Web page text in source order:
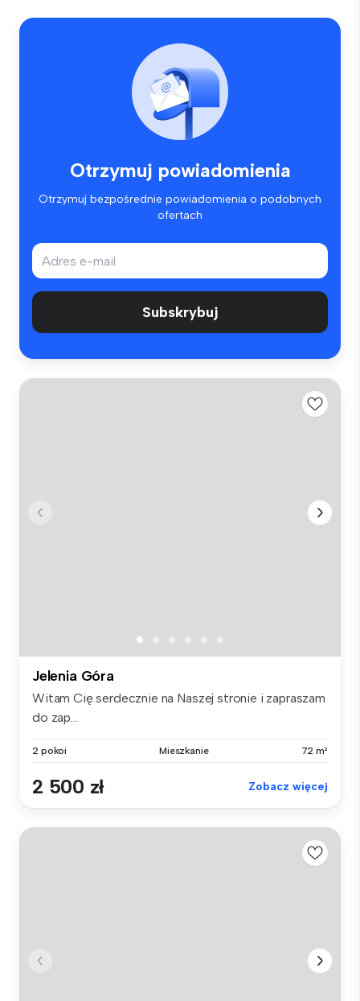
Otrzymuj powiadomienia
Otrzymuj bezpośrednie powiadomienia o podobnych
ofertach
Subskrybuj
Jelenia Góra
Witam Cię serdecznie na Naszej stronie i zapraszam
do zap...
2 pokoi Mieszkanie 72 m²
2 500 zł Zobacz więcej